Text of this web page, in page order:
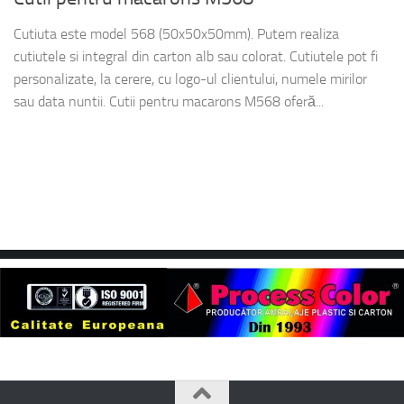
Cutiuta este model 568 (50x50x50mm). Putem realiza
cutiutele si integral din carton alb sau colorat. Cutiutele pot fi
personalizate, la cerere, cu logo-ul clientului, numele mirilor
sau data nuntii. Cutii pentru macarons M568 oferă...